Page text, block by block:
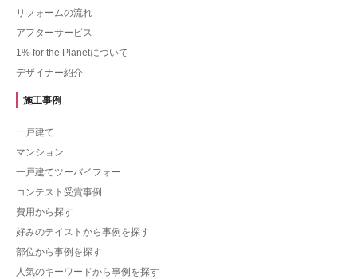
リフォームの流れ
アフターサービス
1% for the Planetについて
デザイナー紹介
施工事例
一戸建て
マンション
一戸建てツーバイフォー
コンテスト受賞事例
費用から探す
好みのテイストから事例を探す
部位から事例を探す
人気のキーワードから事例を探す